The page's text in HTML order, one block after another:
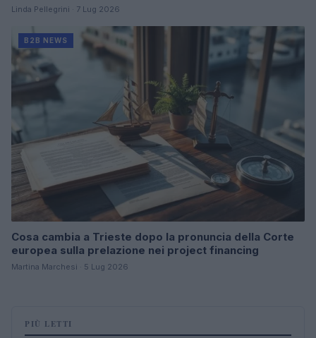
Linda Pellegrini · 7 Lug 2026
B2B NEWS
Cosa cambia a Trieste dopo la pronuncia della Corte
europea sulla prelazione nei project financing
Martina Marchesi · 5 Lug 2026
PIÙ LETTI